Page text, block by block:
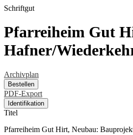
Schriftgut
Pfarreiheim Gut
Hafner/
Archivplan
Bestellen
PDF-Export
Identifikation
Titel
Pfarreiheim Gut Hirt, Neubau: